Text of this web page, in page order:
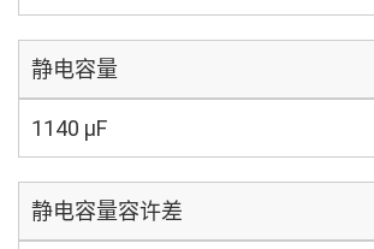
静电容量
1140 µF
静电容量容许差